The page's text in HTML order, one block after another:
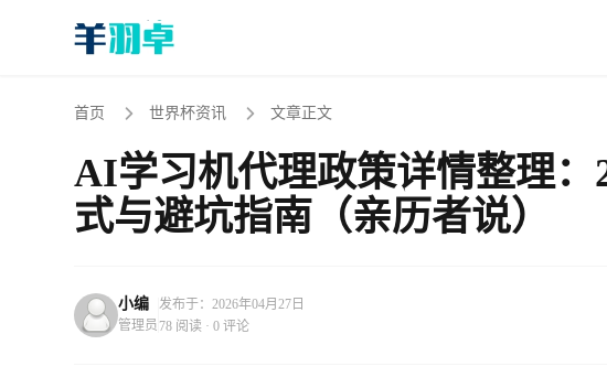
首页 世界杯资讯 文章正文
AI学习机代理政策详情整理：
式与避坑指南（亲历者说）
小编
管理员
发布于：2026年04月27日
78 阅读 · 0 评论